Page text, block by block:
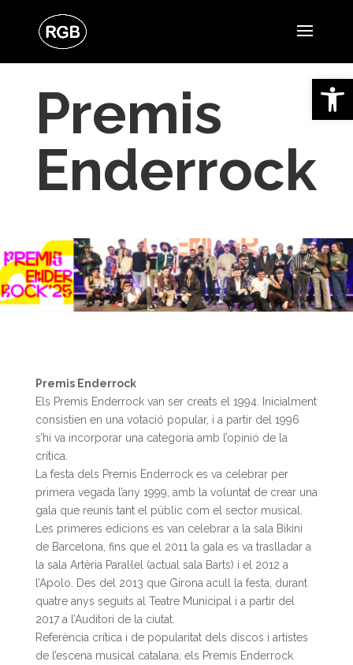
Premis
Enderrock
Premis Enderrock
Els Premis Enderrock van ser creats el 1994. Inicialment
consistien en una votació popular, i a partir del 1996
s’hi va incorporar una categoria amb l’opinió de la
crítica.
La festa dels Premis Enderrock es va celebrar per
primera vegada l’any 1999, amb la voluntat de crear una
gala que reunís tant el públic com el sector musical.
Les primeres edicions es van celebrar a la sala Bikini
de Barcelona, fins que el 2011 la gala es va traslladar a
la sala Artèria Paral·lel (actual sala Barts) i el 2012 a
l’Apolo. Des del 2013 que Girona acull la festa, durant
quatre anys seguits al Teatre Municipal i a partir del
2017 a l’Auditori de la ciutat.
Referència crítica i de popularitat dels discos i artistes
de l’escena musical catalana, els Premis Enderrock